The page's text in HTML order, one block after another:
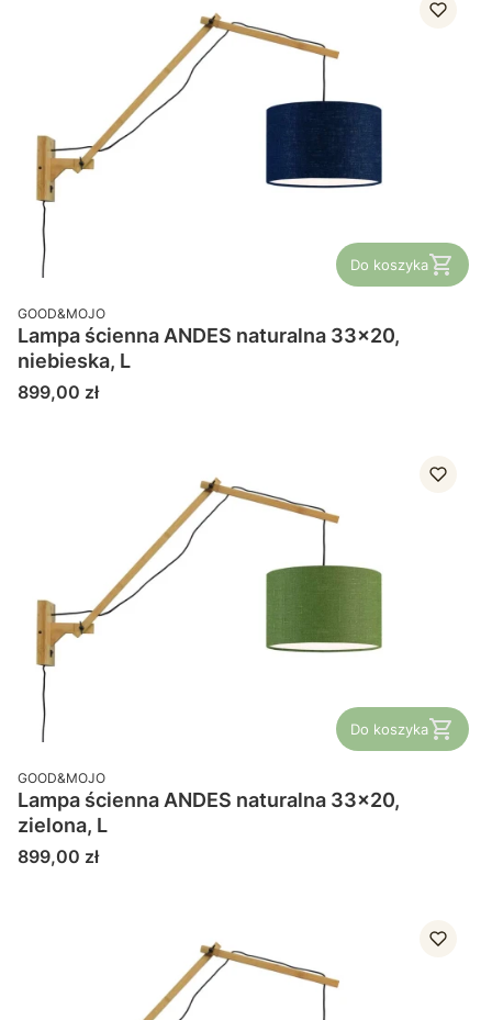
Do koszyka
PRODUCENT
GOOD&MOJO
Lampa ścienna ANDES naturalna 33x20,
niebieska, L
Cena
899,00 zł
Do koszyka
PRODUCENT
GOOD&MOJO
Lampa ścienna ANDES naturalna 33x20,
zielona, L
Cena
899,00 zł